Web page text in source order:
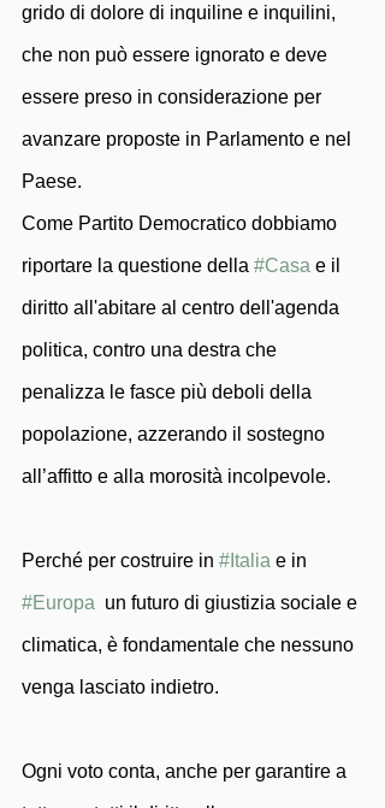
grido di dolore di inquiline e inquilini,
che non può essere ignorato e deve
essere preso in considerazione per
avanzare proposte in Parlamento e nel
Paese.
Come Partito Democratico dobbiamo
riportare la questione della #Casa e il
diritto all'abitare al centro dell'agenda
politica, contro una destra che
penalizza le fasce più deboli della
popolazione, azzerando il sostegno
all’affitto e alla morosità incolpevole.
Perché per costruire in #Italia e in
#Europa
  un futuro di giustizia sociale e
climatica, è fondamentale che nessuno
venga lasciato indietro.
Ogni voto conta, anche per garantire a